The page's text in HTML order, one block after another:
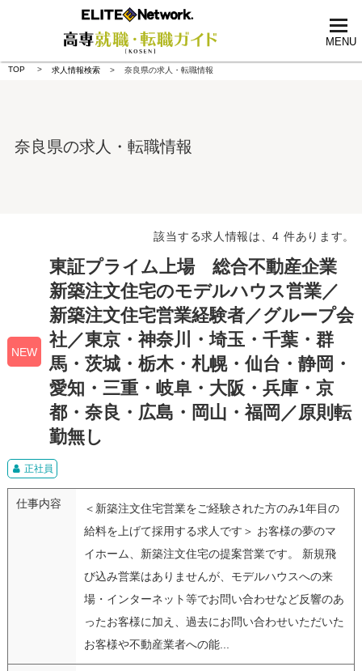
MENU
TOP 求人情報検索 奈良県の求人・転職情報
奈良県の求人・転職情報
該当する求人情報は、4 件あります。
NEW
東証プライム上場 総合不動産企業
新築注文住宅のモデルハウス営業／
新築注文住宅営業経験者／グループ会
社／東京・神奈川・埼玉・千葉・群
馬・茨城・栃木・札幌・仙台・静岡・
愛知・三重・岐阜・大阪・兵庫・京
都・奈良・広島・岡山・福岡／原則転
勤無し
正社員
仕事内容
＜新築注文住宅営業をご経験された方のみ1年目の
給料を上げて採用する求人です＞ お客様の夢のマ
イホーム、新築注文住宅の提案営業です。 新規飛
び込み営業はありませんが、モデルハウスへの来
場・インターネット等でお問い合わせなど反響のあ
ったお客様に加え、過去にお問い合わせいただいた
お客様や不動産業者への能...